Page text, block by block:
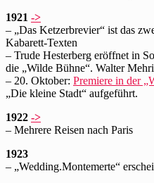
1921 ->
– „Das Ketzerbrevier“ ist das
Kabarett-Texten
– Trude Hesterberg eröffnet in
die „Wilde Bühne“. Walter
– 20. Oktober: Premiere in der
„Die kleine Stadt“ aufgeführt.
1922 ->
– Mehrere Reisen nach Paris
1923
– „Wedding.Montemerte“